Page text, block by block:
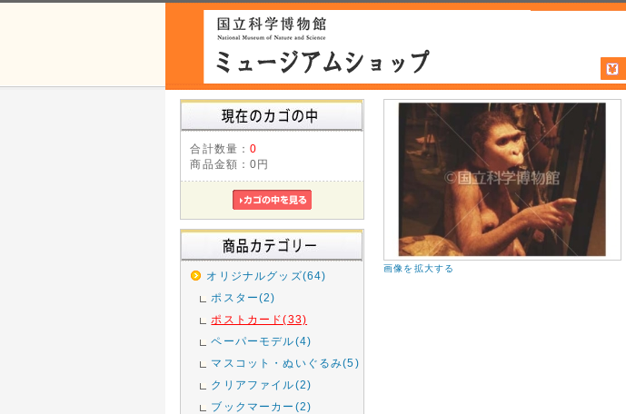
合計数量：0
商品金額：0円
オリジナルグッズ(64)
ポスター(2)
ポストカード(33)
ペーパーモデル(4)
マスコット・ぬいぐるみ(5)
クリアファイル(2)
ブックマーカー(2)
画像を拡大する